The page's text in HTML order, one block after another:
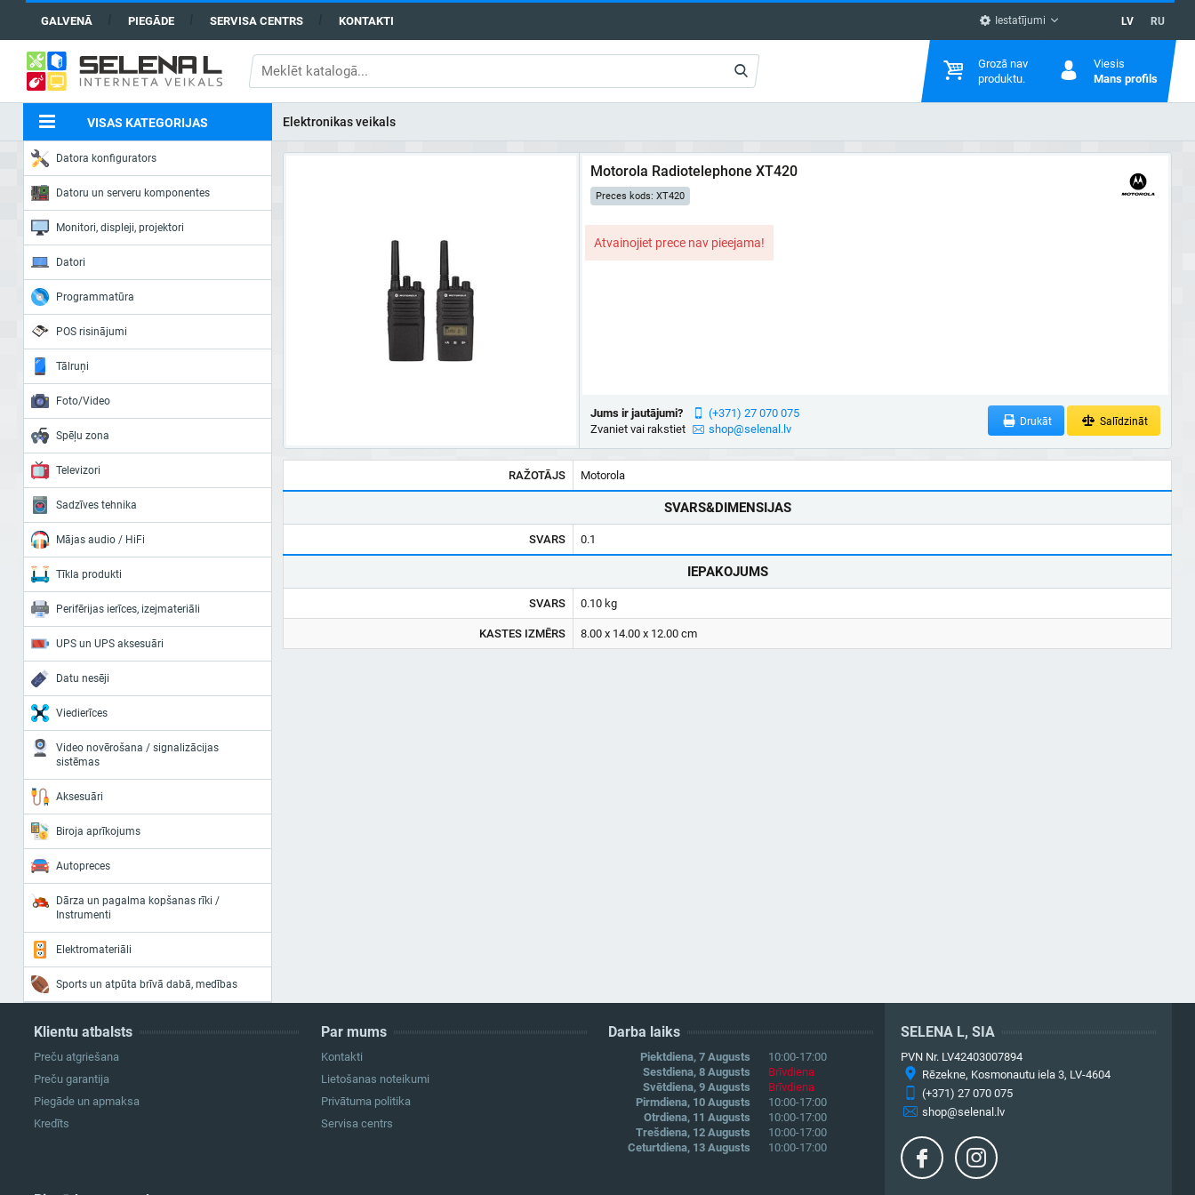
GALVENĀ PIEGĀDE SERVISA CENTRS KONTAKTI Iestatījumi LV RU
Grozā nav
produktu.
Viesis
Mans profils
VISAS KATEGORIJAS Elektronikas veikals
Datora konfigurators
Datoru un serveru komponentes
Monitori, displeji, projektori
Datori
Programmatūra
POS risinājumi
Tālruņi
Foto/Video
Spēļu zona
Televizori
Sadzīves tehnika
Mājas audio / HiFi
Tīkla produkti
Perifērijas ierīces, izejmateriāli
UPS un UPS aksesuāri
Datu nesēji
Viedierīces
Video novērošana / signalizācijas
sistēmas
Aksesuāri
Biroja aprīkojums
Autopreces
Dārza un pagalma kopšanas rīki /
Instrumenti
Elektromateriāli
Sports un atpūta brīvā dabā, medības
Motorola Radiotelephone XT420
Preces kods: XT420
Atvainojiet prece nav pieejama!
Jums ir jautājumi?
Zvaniet vai rakstiet
(+371) 27 070 075
shop@selenal.lv
Drukāt Salīdzināt
RAŽOTĀJS Motorola
SVARS&DIMENSIJAS
SVARS 0.1
IEPAKOJUMS
SVARS 0.10 kg
KASTES IZMĒRS 8.00 x 14.00 x 12.00 cm
Klientu atbalsts
Preču atgriešana
Preču garantija
Piegāde un apmaksa
Kredīts
Par mums
Kontakti
Lietošanas noteikumi
Privātuma politika
Servisa centrs
Darba laiks
Piektdiena, 7 Augusts
10:00-17:00
Sestdiena, 8 Augusts
Brīvdiena
Svētdiena, 9 Augusts
Brīvdiena
Pirmdiena, 10 Augusts
10:00-17:00
Otrdiena, 11 Augusts
10:00-17:00
Trešdiena, 12 Augusts
10:00-17:00
Ceturtdiena, 13 Augusts
10:00-17:00
SELENA L, SIA
PVN Nr. LV42403007894
Rēzekne, Kosmonautu iela 3, LV-4604
(+371) 27 070 075
shop@selenal.lv